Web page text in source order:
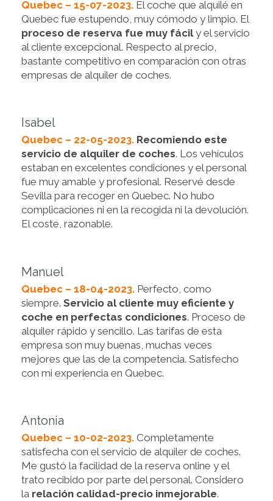
Quebec – 15-07-2023. El coche que alquilé en
Quebec fue estupendo, muy cómodo y limpio. El
proceso de reserva fue muy fácily el servicio
al cliente excepcional. Respecto al precio,
bastante competitivo en comparación con otras
empresas de alquiler de coches.
Isabel
Quebec – 22-05-2023. Recomiendo este
servicio de alquiler de coches. Los vehículos
estaban en excelentes condiciones y el personal
fue muy amable y profesional. Reservé desde
Sevilla para recoger en Quebec. No hubo
complicaciones ni en la recogida ni la devolución.
El coste, razonable.
Manuel
Quebec – 18-04-2023. Perfecto, como
siempre. Servicio al cliente muy eficiente y
coche en perfectas condiciones. Proceso de
alquiler rápido y sencillo. Las tarifas de esta
empresa son muy buenas, muchas veces
mejores que las de la competencia. Satisfecho
con mi experiencia en Quebec.
Antonia
Quebec – 10-02-2023. Completamente
satisfecha con el servicio de alquiler de coches.
Me gustó la facilidad de la reserva online y el
trato recibido por parte del personal. Considero
la relación calidad-precio inmejorable.